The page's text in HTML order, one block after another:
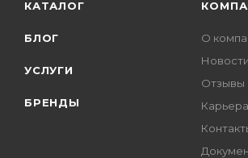
КАТАЛОГ
БЛОГ
УСЛУГИ
БРЕНДЫ
О
Новости
Отзывы
Карьера